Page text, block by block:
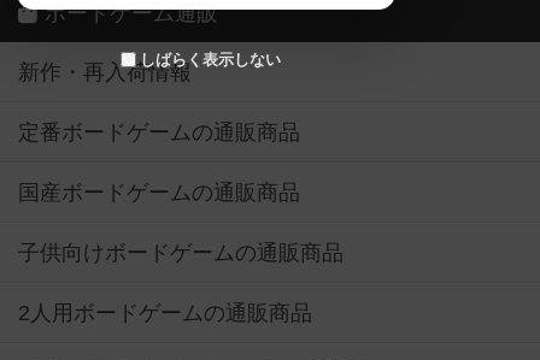
しばらく表示しない
ボードゲーム通販
新作・再入荷情報
定番ボードゲームの通販商品
国産ボードゲームの通販商品
子供向けボードゲームの通販商品
2人用ボードゲームの通販商品